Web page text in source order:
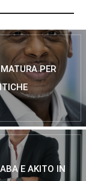
PER
E AKITO IN